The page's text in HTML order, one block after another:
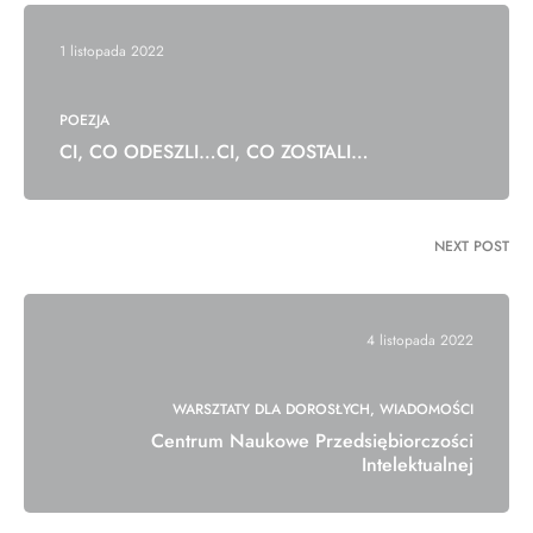
1 listopada 2022
POEZJA
CI, CO ODESZLI…CI, CO ZOSTALI…
NEXT POST
4 listopada 2022
WARSZTATY DLA DOROSŁYCH WIADOMOŚCI
Centrum Naukowe Przedsiębiorczości
Intelektualnej